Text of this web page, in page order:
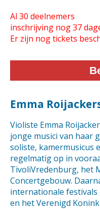
Al 30 deelnemers
inschrijving nog 37
Er zijn nog tickets
Emma
Violiste Emma
jonge musici van haar
soliste, kamermusicus
regelmatig op in
TivoliVredenburg, het
Concertgebouw.
internationale
en het Verenigd